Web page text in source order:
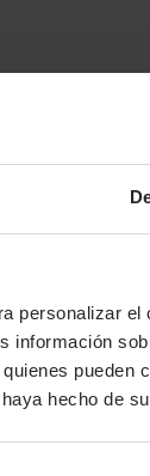
personalizar
información
pueden
hecho de